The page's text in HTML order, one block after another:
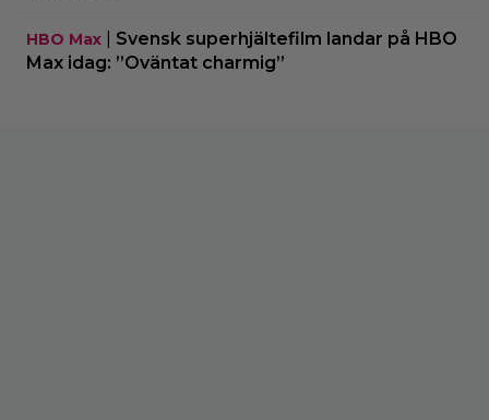
HBO Max
Svensk superhjältefilm landar på HBO
Max idag: ”Oväntat charmig”